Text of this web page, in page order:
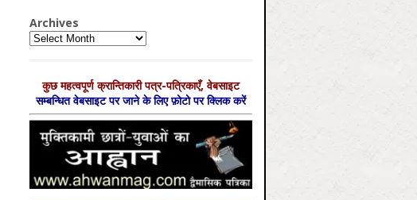
Archives
Archives
कुछ महत्‍वपूर्ण क्रान्तिकारी पत्र-पत्रिकाएँ, वेबसाइट
सम्‍बन्धित वेबसाइट पर जाने के लिए फ़ोटो पर क्लिक करें